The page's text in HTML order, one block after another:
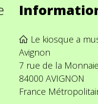
Le kiosque a
Avignon
7 rue de la Monnaie
84000 AVIGNON
France